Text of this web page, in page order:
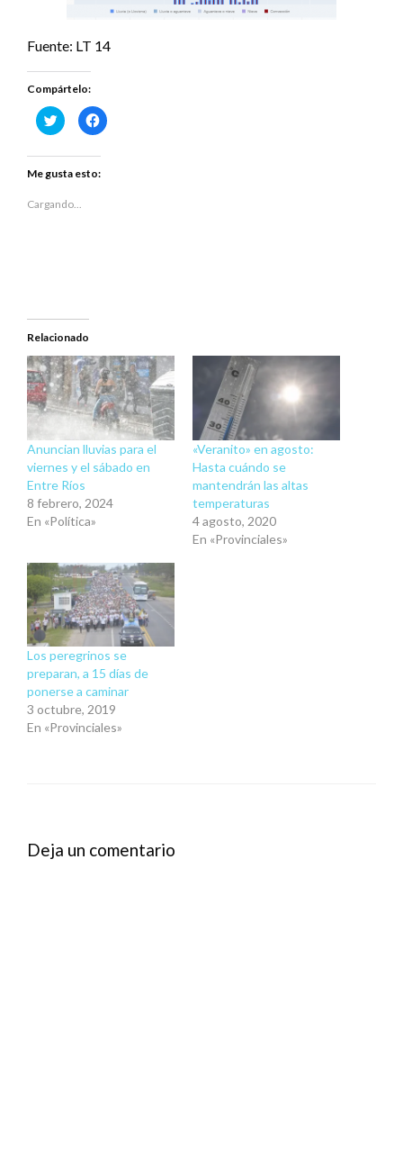
Fuente: LT 14
Compártelo:
Haz
clic
en
Twitter
(Se
en
Haz
clic
Me gusta esto:
Cargando...
Relacionado
Anuncian lluvias para el
viernes y el sábado en
Entre Ríos
8 febrero, 2024
En «Política»
«Veranito» en agosto:
Hasta cuándo se
mantendrán las altas
temperaturas
4 agosto, 2020
En «Provinciales»
Los peregrinos se
preparan, a 15 días de
ponerse a caminar
3 octubre, 2019
En «Provinciales»
Deja un comentario